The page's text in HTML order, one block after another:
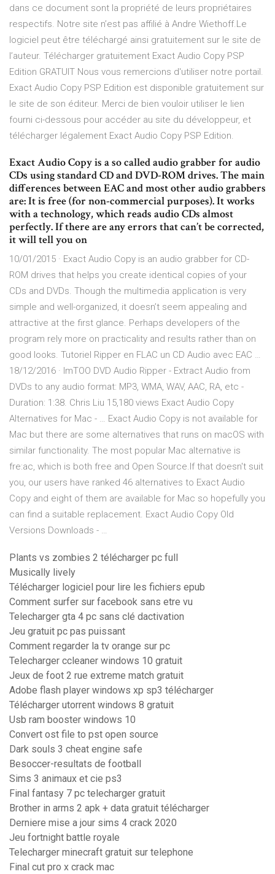
dans ce document sont la propriété de leurs propriétaires
respectifs. Notre site n’est pas affilié à Andre Wiethoff.Le
logiciel peut être téléchargé ainsi gratuitement sur le site de
l’auteur. Télécharger gratuitement Exact Audio Copy PSP
Edition GRATUIT Nous vous remercions d'utiliser notre portail.
Exact Audio Copy PSP Edition est disponible gratuitement sur
le site de son éditeur. Merci de bien vouloir utiliser le lien
fourni ci-dessous pour accéder au site du développeur, et
télécharger légalement Exact Audio Copy PSP Edition.
Exact Audio Copy is a so called audio grabber for audio
CDs using standard CD and DVD-ROM drives. The main
differences between EAC and most other audio grabbers
are: It is free (for non-commercial purposes). It works
with a technology, which reads audio CDs almost
perfectly. If there are any errors that can’t be corrected,
it will tell you on
10/01/2015 · Exact Audio Copy is an audio grabber for CD-
ROM drives that helps you create identical copies of your
CDs and DVDs. Though the multimedia application is very
simple and well-organized, it doesn’t seem appealing and
attractive at the first glance. Perhaps developers of the
program rely more on practicality and results rather than on
good looks. Tutoriel Ripper en FLAC un CD Audio avec EAC …
18/12/2016 · ImTOO DVD Audio Ripper - Extract Audio from
DVDs to any audio format: MP3, WMA, WAV, AAC, RA, etc -
Duration: 1:38. Chris Liu 15,180 views Exact Audio Copy
Alternatives for Mac - … Exact Audio Copy is not available for
Mac but there are some alternatives that runs on macOS with
similar functionality. The most popular Mac alternative is
fre:ac, which is both free and Open Source.If that doesn't suit
you, our users have ranked 46 alternatives to Exact Audio
Copy and eight of them are available for Mac so hopefully you
can find a suitable replacement. Exact Audio Copy Old
Versions Downloads - …
Plants vs zombies 2 télécharger pc full
Musically lively
Télécharger logiciel pour lire les fichiers epub
Comment surfer sur facebook sans etre vu
Telecharger gta 4 pc sans clé dactivation
Jeu gratuit pc pas puissant
Comment regarder la tv orange sur pc
Telecharger ccleaner windows 10 gratuit
Jeux de foot 2 rue extreme match gratuit
Adobe flash player windows xp sp3 télécharger
Télécharger utorrent windows 8 gratuit
Usb ram booster windows 10
Convert ost file to pst open source
Dark souls 3 cheat engine safe
Besoccer-resultats de football
Sims 3 animaux et cie ps3
Final fantasy 7 pc telecharger gratuit
Brother in arms 2 apk + data gratuit télécharger
Derniere mise a jour sims 4 crack 2020
Jeu fortnight battle royale
Telecharger minecraft gratuit sur telephone
Final cut pro x crack mac